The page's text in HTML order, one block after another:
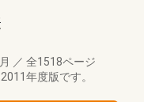
／ 全1518ページ
年度版です。